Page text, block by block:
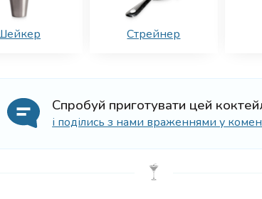
Стрейнер
Спробуй приготувати цей
і поділись з нами враженнями у